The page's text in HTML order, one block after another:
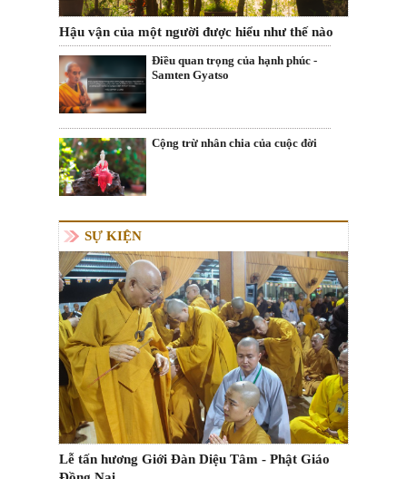
Hậu vận của một người được hiểu như thế nào
Điều quan trọng của hạnh phúc -
Samten Gyatso
Cộng trừ nhân chia của cuộc đời
SỰ KIỆN
Lễ tấn hương Giới Đàn Diệu Tâm - Phật Giáo